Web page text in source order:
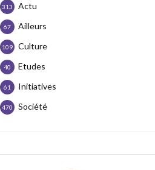
Actu
313
Ailleurs
67
Culture
109
Etudes
40
Initiatives
61
Société
470